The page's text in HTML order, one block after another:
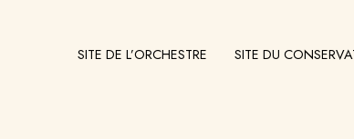
SITE DE L’ORCHESTRE SITE DU